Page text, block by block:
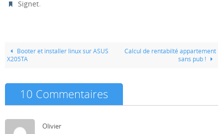
Signet.
Booter et installer linux sur ASUS
X205TA
Calcul de rentabilté appartement
sans pub !
10 Commentaires
Olivier